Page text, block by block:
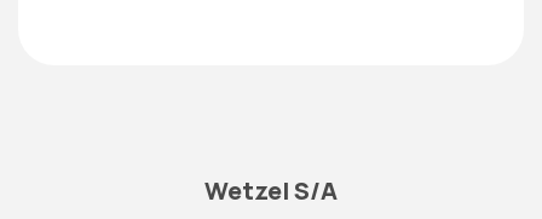
Wetzel S/A